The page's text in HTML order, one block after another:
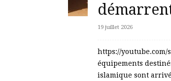
19 juillet 2026
https://youtube.com/
équipements
islamique sont